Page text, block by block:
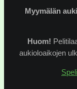
Myymälän
Huom!
aukioloaikojen